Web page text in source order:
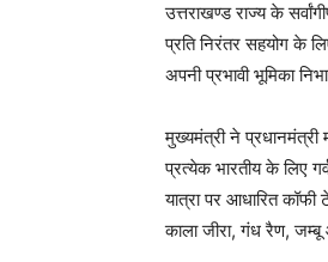
उत्तराखण्ड राज्य के
प्रति निरंतर सहयोग के
अपनी प्रभावी भूमिका
मुख्यमंत्री ने प्रधानमंत्री
प्रत्येक भारतीय के लिए
यात्रा पर आधारित
काला जीरा, गंध रैण,